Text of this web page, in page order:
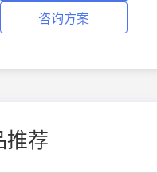
咨询方案
推荐